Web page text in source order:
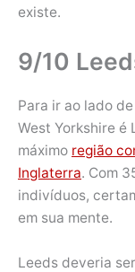
existe.
9/10
Para ir ao lado
West Yorkshire é
máximo região
Inglaterra. Com
indivíduos,
em sua mente.
Leeds deveria